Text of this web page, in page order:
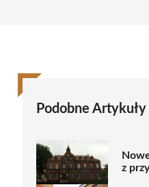
Podobne Artykuły
z